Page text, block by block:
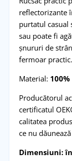
reflectorizante
purtatul casual
sau poate fi
șnururi de
fermoar
Material:
Producătorul
certificatul
calitatea
ce nu
Dimensiuni: